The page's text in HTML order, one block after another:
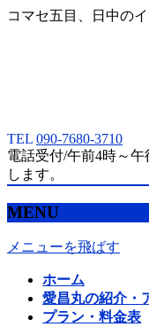
コマセ五目、日中の
TEL 090-7680-3710
電話受付/午前4時～
します。
MENU
メニューを飛ばす
ホーム
愛昌丸の紹介・
プラン・料金表